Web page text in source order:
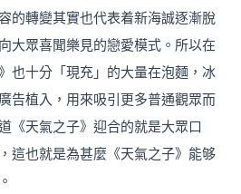
的轉變其實也代表着新海誠逐漸脫
大眾喜聞樂見的戀愛模式。所以在
也十分「現充」的大量在泡麵，冰
告植入，用來吸引更多普通觀眾而
《天氣之子》迎合的就是大眾口
這也就是為甚麼《天氣之子》能够